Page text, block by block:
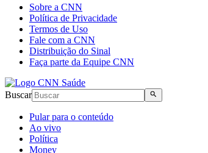
Sobre a CNN
Política de Privacidade
Termos de Uso
Fale com a CNN
Distribuição do Sinal
Faça parte da Equipe CNN
Buscar
Pular para o conteúdo
Ao vivo
Política
Money